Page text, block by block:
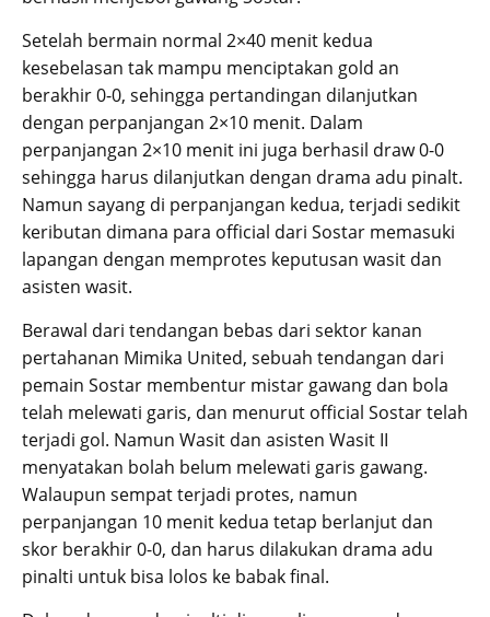
Setelah bermain normal 2×40 menit kedua
kesebelasan tak mampu menciptakan gold an
berakhir 0-0, sehingga pertandingan dilanjutkan
dengan perpanjangan 2×10 menit. Dalam
perpanjangan 2×10 menit ini juga berhasil draw 0-0
sehingga harus dilanjutkan dengan drama adu pinalt.
Namun sayang di perpanjangan kedua, terjadi sedikit
keributan dimana para official dari Sostar memasuki
lapangan dengan memprotes keputusan wasit dan
asisten wasit.
Berawal dari tendangan bebas dari sektor kanan
pertahanan Mimika United, sebuah tendangan dari
pemain Sostar membentur mistar gawang dan bola
telah melewati garis, dan menurut official Sostar telah
terjadi gol. Namun Wasit dan asisten Wasit II
menyatakan bolah belum melewati garis gawang.
Walaupun sempat terjadi protes, namun
perpanjangan 10 menit kedua tetap berlanjut dan
skor berakhir 0-0, dan harus dilakukan drama adu
pinalti untuk bisa lolos ke babak final.